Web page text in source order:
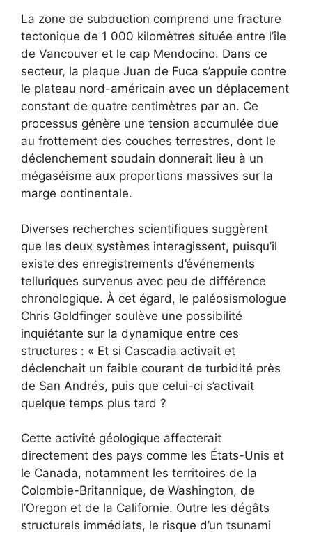
La zone de subduction comprend une fracture
tectonique de 1 000 kilomètres située entre l’île
de Vancouver et le cap Mendocino. Dans ce
secteur, la plaque Juan de Fuca s’appuie contre
le plateau nord-américain avec un déplacement
constant de quatre centimètres par an. Ce
processus génère une tension accumulée due
au frottement des couches terrestres, dont le
déclenchement soudain donnerait lieu à un
mégaséisme aux proportions massives sur la
marge continentale.
Diverses recherches scientifiques suggèrent
que les deux systèmes interagissent, puisqu’il
existe des enregistrements d’événements
telluriques survenus avec peu de différence
chronologique. À cet égard, le paléosismologue
Chris Goldfinger soulève une possibilité
inquiétante sur la dynamique entre ces
structures : « Et si Cascadia activait et
déclenchait un faible courant de turbidité près
de San Andrés, puis que celui-ci s’activait
quelque temps plus tard ?
Cette activité géologique affecterait
directement des pays comme les États-Unis et
le Canada, notamment les territoires de la
Colombie-Britannique, de Washington, de
l’Oregon et de la Californie. Outre les dégâts
structurels immédiats, le risque d’un tsunami